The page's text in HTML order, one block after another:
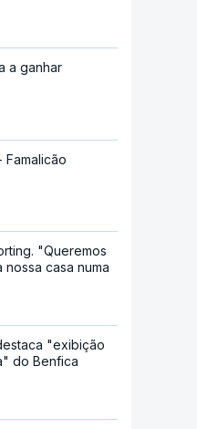
a ganhar
Famalicão
"Queremos
nossa casa numa
"exibição
do Benfica